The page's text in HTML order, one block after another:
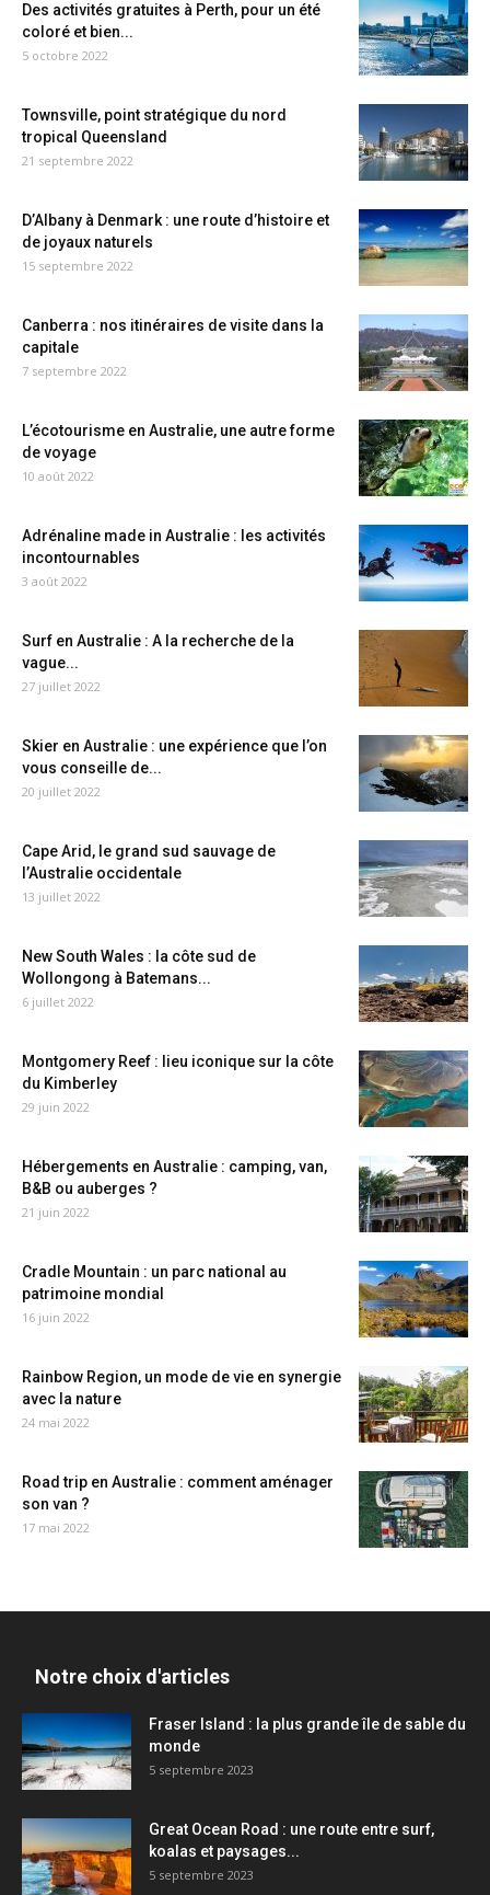
Des activités gratuites à Perth, pour un été
coloré et bien...
5 octobre 2022
Townsville, point stratégique du nord
tropical Queensland
21 septembre 2022
D’Albany à Denmark : une route d’histoire et
de joyaux naturels
15 septembre 2022
Canberra : nos itinéraires de visite dans la
capitale
7 septembre 2022
L’écotourisme en Australie, une autre forme
de voyage
10 août 2022
Adrénaline made in Australie : les activités
incontournables
3 août 2022
Surf en Australie : A la recherche de la
vague...
27 juillet 2022
Skier en Australie : une expérience que l’on
vous conseille de...
20 juillet 2022
Cape Arid, le grand sud sauvage de
l’Australie occidentale
13 juillet 2022
New South Wales : la côte sud de
Wollongong à Batemans...
6 juillet 2022
Montgomery Reef : lieu iconique sur la côte
du Kimberley
29 juin 2022
Hébergements en Australie : camping, van,
B&B ou auberges ?
21 juin 2022
Cradle Mountain : un parc national au
patrimoine mondial
16 juin 2022
Rainbow Region, un mode de vie en synergie
avec la nature
24 mai 2022
Road trip en Australie : comment aménager
son van ?
17 mai 2022
Notre choix d'articles
Fraser Island : la plus grande île de sable du
monde
5 septembre 2023
Great Ocean Road : une route entre surf,
koalas et paysages...
5 septembre 2023